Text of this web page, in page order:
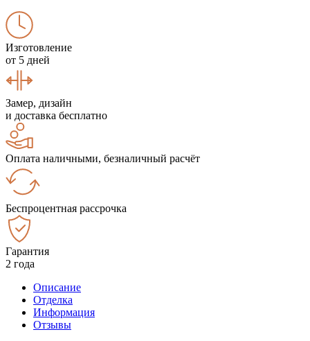
Изготовление
от 5 дней
Замер, дизайн
и доставка бесплатно
Оплата наличными, безналичный расчёт
Беспроцентная рассрочка
Гарантия
2 года
Описание
Отделка
Информация
Отзывы